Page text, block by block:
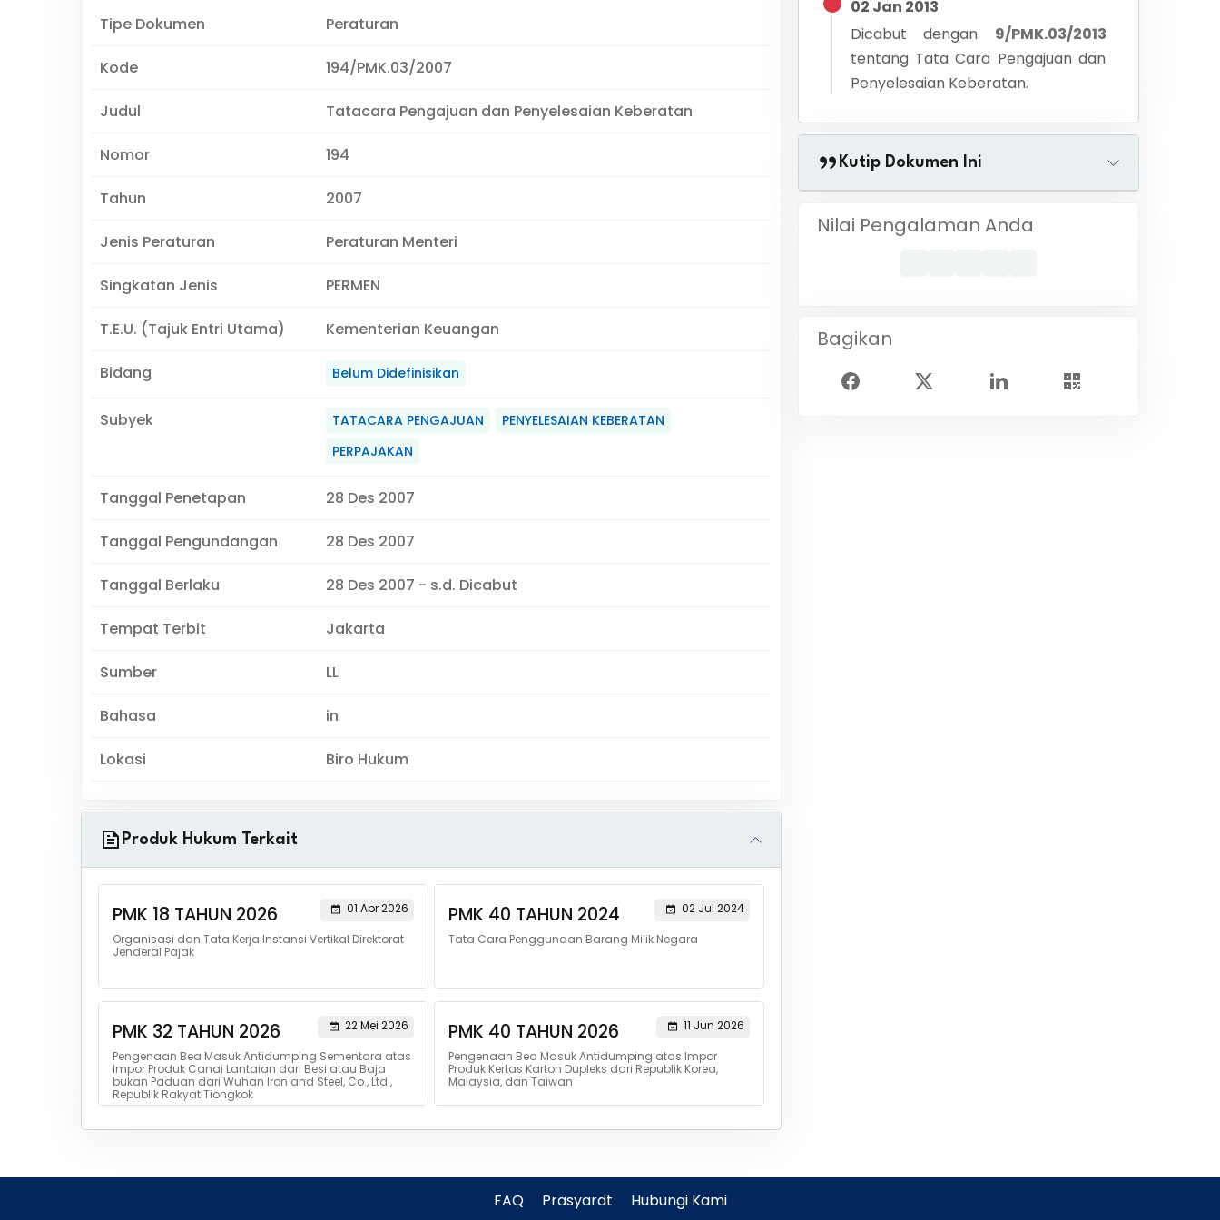
Tipe Dokumen Peraturan
Kode 194/PMK.03/2007
Judul Tatacara Pengajuan dan Penyelesaian Keberatan
Nomor 194
Tahun 2007
Jenis Peraturan Peraturan Menteri
Singkatan Jenis PERMEN
T.E.U. (Tajuk Entri Utama) Kementerian Keuangan
Bidang Belum Didefinisikan
Subyek TATACARA PENGAJUAN
PENYELESAIAN KEBERATAN
PERPAJAKAN
Tanggal Penetapan 28 Des 2007
Tanggal Pengundangan 28 Des 2007
Tanggal Berlaku 28 Des 2007 - s.d. Dicabut
Tempat Terbit Jakarta
Sumber LL
Bahasa in
Lokasi Biro Hukum
Produk Hukum Terkait
PMK 18 TAHUN 2026
01 Apr 2026
Organisasi dan Tata Kerja Instansi Vertikal Direktorat
Jenderal Pajak
PMK 40 TAHUN 2024
02 Jul 2024
Tata Cara Penggunaan Barang Milik Negara
PMK 32 TAHUN 2026
22 Mei 2026
Pengenaan Bea Masuk Antidumping Sementara atas
Impor Produk Canai Lantaian dari Besi atau Baja
bukan Paduan dari Wuhan Iron and Steel, Co., Ltd.,
Republik Rakyat Tiongkok
PMK 40 TAHUN 2026
11 Jun 2026
Pengenaan Bea Masuk Antidumping atas Impor
Produk Kertas Karton Dupleks dari Republik Korea,
Malaysia, dan Taiwan
02 Jan 2013
Dicabut dengan
9/PMK.03/2013
tentang Tata Cara Pengajuan dan
Penyelesaian Keberatan.
Kutip Dokumen Ini
Nilai Pengalaman Anda
Bagikan
FAQ Prasyarat Hubungi Kami